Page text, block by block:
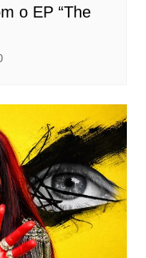
o EP “The